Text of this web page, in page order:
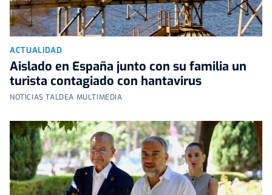
ACTUALIDAD
Aislado en España junto con su familia un
turista contagiado con hantavirus
NOTICIAS TALDEA MULTIMEDIA